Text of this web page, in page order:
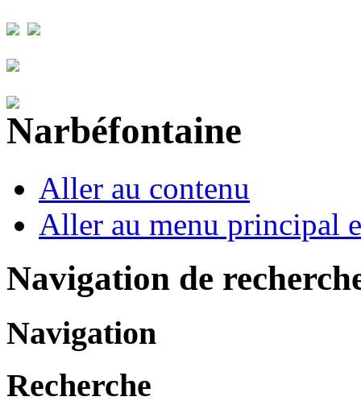
Aller au contenu
Aller au menu principal
Navigation de
Navigation
Recherche